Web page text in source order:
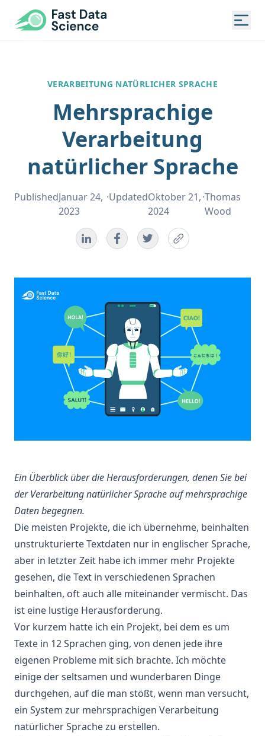
Fast Data Science
VERARBEITUNG NATÜRLICHER SPRACHE
Mehrsprachige
Verarbeitung
natürlicher Sprache
PublishedJanuar 24,
2023
·UpdatedOktober 21,
2024
·Thomas
Wood
Ein Überblick über die Herausforderungen, denen Sie bei
der Verarbeitung natürlicher Spracheauf mehrsprachige
Daten begegnen.
Die meisten Projekte, die ich übernehme, beinhalten
unstrukturierte Textdaten nur in englischer Sprache,
aber in letzter Zeit habe ich immer mehr Projekte
gesehen, die Text in verschiedenen Sprachen
beinhalten, oft auch alle miteinander vermischt. Das
ist eine lustige Herausforderung.
Vor kurzem hatte ich ein Projekt, bei dem es um
Texte in 12 Sprachen ging, von denen jede ihre
eigenen Probleme mit sich brachte. Ich möchte
einige der seltsamen und wunderbaren Dinge
durchgehen, auf die man stößt, wenn man versucht,
ein System zur mehrsprachigen Verarbeitung
natürlicher Sprachezu erstellen.